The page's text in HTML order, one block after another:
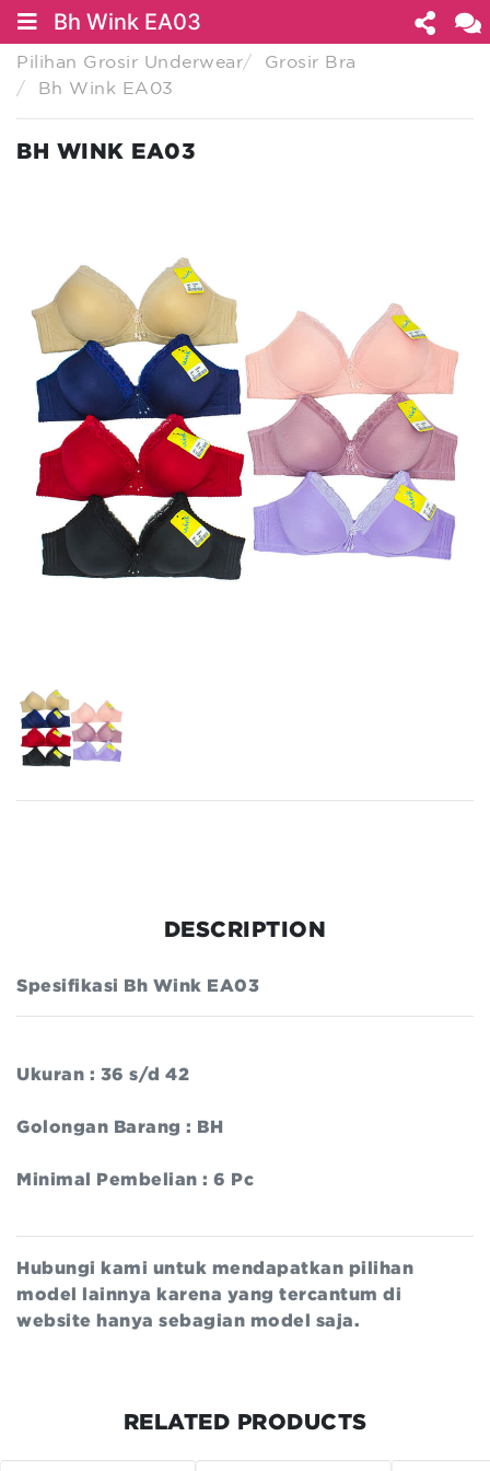
Bh Wink EA03
Pilihan Grosir Underwear
Grosir Bra
Bh Wink EA03
BH WINK EA03
DESCRIPTION
Spesifikasi Bh Wink EA03
Ukuran : 36 s/d 42
Golongan Barang : BH
Minimal Pembelian : 6 Pc
Hubungi kami untuk mendapatkan pilihan
model lainnya karena yang tercantum di
website hanya sebagian model saja.
RELATED PRODUCTS